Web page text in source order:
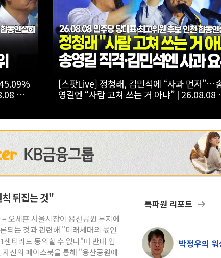
승자
합동
[스팟Live] 환호 속 입장해 나란히 ‘찰칵’…서
‘저격 연설’ 들을 때 후보들 표정은? |
뒤집는 것"
오세훈 서울시장이 용산공원 부지에
되는 것과 관련해 "미래세대의 몫인
티라도 동의할 수 없다"며 반대 입
신의 페이스북을 통해 "용산공원에
특파원 리포트
박정우의